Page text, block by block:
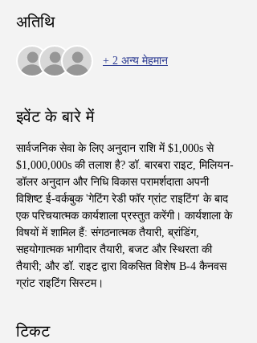
अतिथि
+ 2 अन्य मेहमान
इवेंट के बारे में
सार्वजनिक सेवा के लिए अनुदान राशि में $1,000s से
$1,000,000s की तलाश है? डॉ. बारबरा राइट, मिलियन-
डॉलर अनुदान और निधि विकास परामर्शदाता अपनी
विशिष्ट ई-वर्कबुक 'गेटिंग रेडी फॉर ग्रांट राइटिंग' के बाद
एक परिचयात्मक कार्यशाला प्रस्तुत करेंगी। कार्यशाला के
विषयों में शामिल हैं: संगठनात्मक तैयारी, ब्रांडिंग,
सहयोगात्मक भागीदार तैयारी, बजट और स्थिरता की
तैयारी; और डॉ. राइट द्वारा विकसित विशेष B-4 कैनवस
ग्रांट राइटिंग सिस्टम।
टिकट